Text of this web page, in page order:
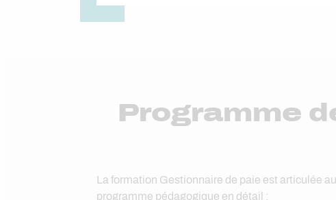
Programme
La formation Gestionnaire de paie est articulée
programme pédagogique en détail :